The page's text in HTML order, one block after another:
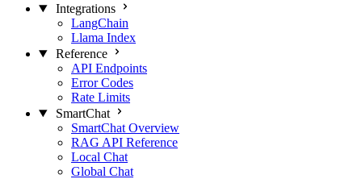
Integrations
LangChain
Llama Index
Reference
API Endpoints
Error Codes
Rate Limits
SmartChat
SmartChat Overview
RAG API Reference
Local Chat
Global Chat